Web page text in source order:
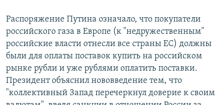
Распоряжение Путина означало, что покупатели
российского газа в Европе (к "недружественным"
российские власти отнесли все страны ЕС) должны
были для оплаты поставок купить на российском
рынке рубли и уже рублями оплатить поставки.
Президент объяснил нововведение тем, что
"коллективный Запад перечеркнул доверие к своим